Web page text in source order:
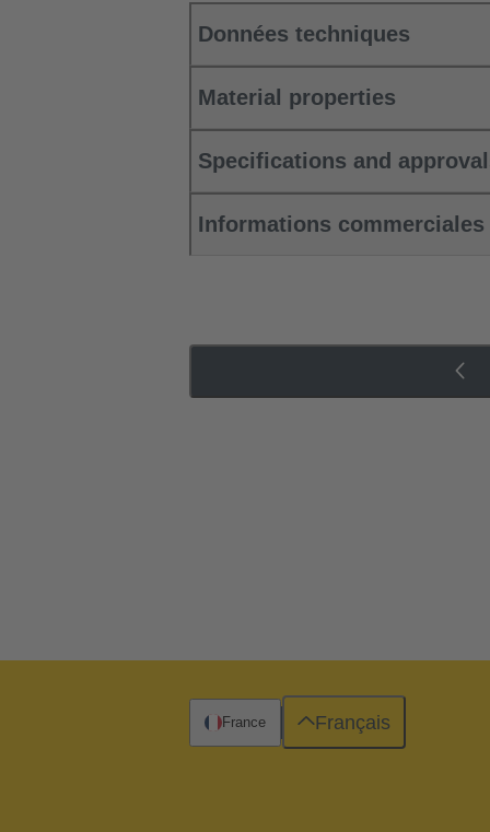
Données techniques
Material properties
Specifications and
Informations commerciales
France Français